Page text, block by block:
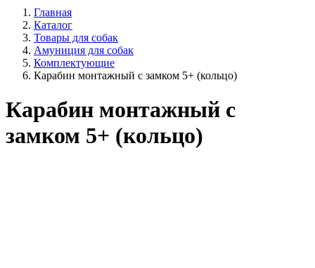
Главная
Каталог
Товары для собак
Амуниция для собак
Комплектующие
Карабин монтажный с замком 5+ (кольцо)
Карабин монтажный с
замком 5+ (кольцо)